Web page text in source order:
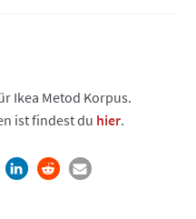
Ikea Metod Korpus.
ist findest du hier.